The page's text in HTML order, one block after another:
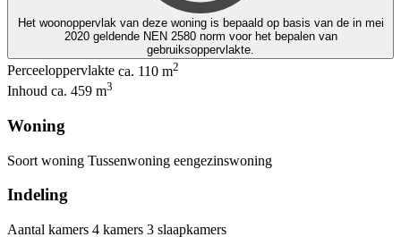
Het woonoppervlak van deze woning is bepaald op basis van de in mei
2020 geldende NEN 2580 norm voor het bepalen van
gebruiksoppervlakte.
Perceeloppervlakte ca. 110 m2
Inhoud ca. 459 m3
Woning
Soort woning Tussenwoning eengezinswoning
Indeling
Aantal kamers 4 kamers 3 slaapkamers